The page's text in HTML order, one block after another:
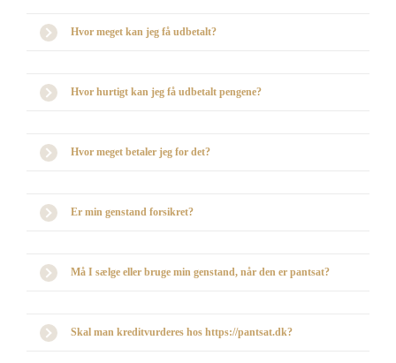
Hvor meget kan jeg få udbetalt?
Hvor hurtigt kan jeg få udbetalt pengene?
Hvor meget betaler jeg for det?
Er min genstand forsikret?
Må I sælge eller bruge min genstand, når den er pantsat?
Skal man kreditvurderes hos https://pantsat.dk?